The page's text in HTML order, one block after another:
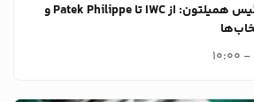
کلکسیون ساعت‌های لوئیس همیلتون: از IWC تا Patek Philippe و